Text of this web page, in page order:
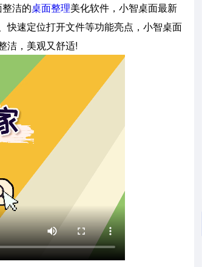
洁的桌面整理美化软件，小智桌面最新
快速定位打开文件等功能亮点，小智桌面
洁，美观又舒适!